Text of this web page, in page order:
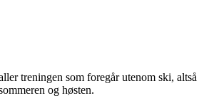
treningen som foregår utenom ski, altså
og høsten.